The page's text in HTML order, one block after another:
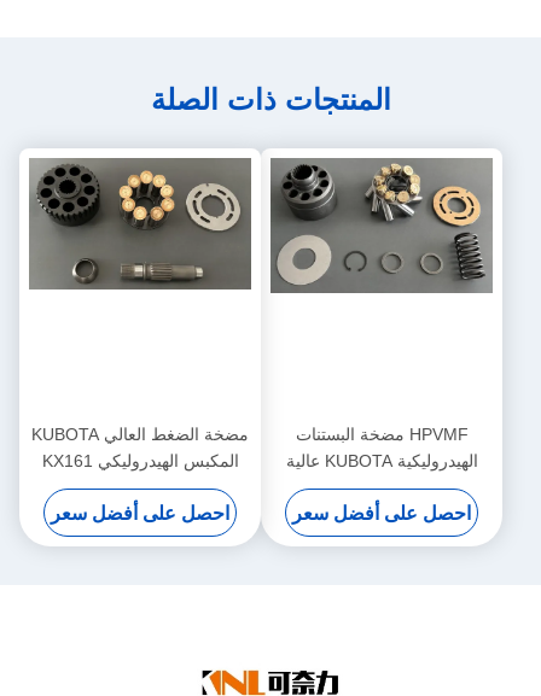
المنتجات ذات الصلة
HPVMF مضخة البستنات
الهيدروليكية KUBOTA عالية
الأداء HPVMF16 HPVMF23
HPVMF32 قطع غيار المحرك
احصل على أفضل سعر
مضخة الضغط العالي KUBOTA
المكبس الهيدروليكي KX161
احصل على أفضل سعر